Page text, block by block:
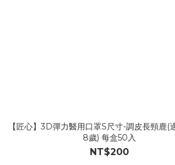
【匠心】3D彈力醫用口罩S尺寸-調皮長頸鹿(
8歲) 每盒50入
NT$200